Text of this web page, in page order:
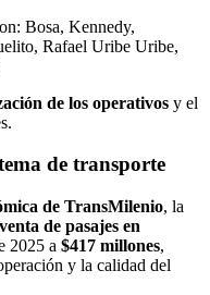
Bosa, Kennedy,
Rafael Uribe Uribe,
de los operativos y el
de transporte
de TransMilenio, la
de pasajes en
2025 a $417 millones,
y la calidad del